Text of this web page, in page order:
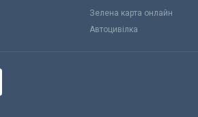
Зелена карта онлайн
Автоцивілка